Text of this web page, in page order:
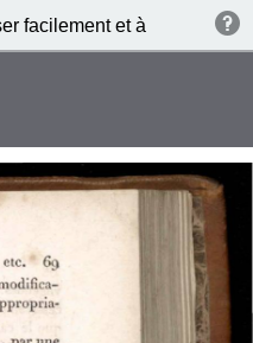
facilement et à peu de